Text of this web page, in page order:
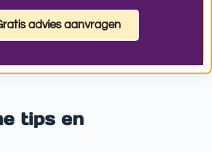
advies aanvragen
tips en